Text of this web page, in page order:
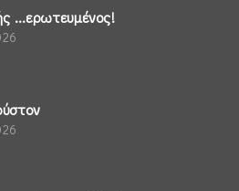
...ερωτευμένος!